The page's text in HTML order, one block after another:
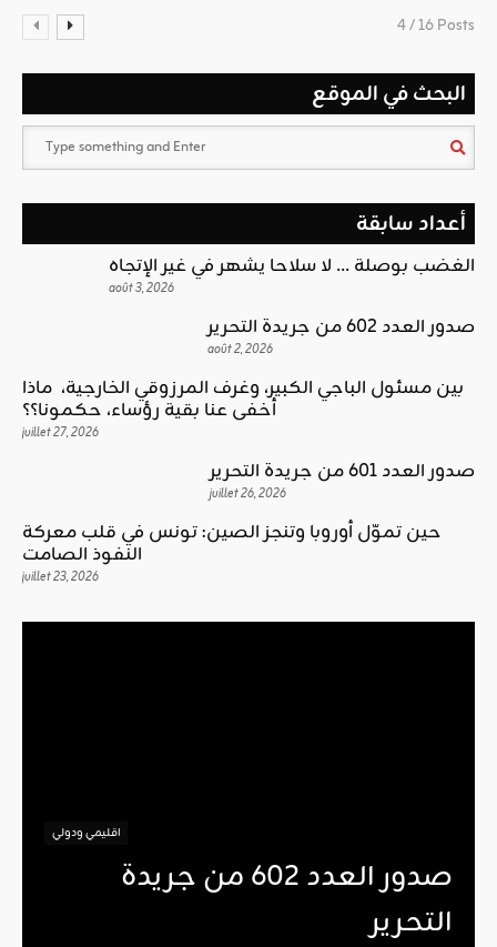
4 / 16 Posts
البحث في الموقع
أعداد سابقة
الغضب بوصلة … لا سلاحا يشهر في غير الإتجاه
août 3, 2026
صدور العدد 602 من جريدة التحرير
août 2, 2026
بين مسئول الباجي الكبير، وغرف المرزوقي الخارجية، ماذا
أخفى عنا بقية رؤساء، حكمونا؟؟
juillet 27, 2026
صدور العدد 601 من جريدة التحرير
juillet 26, 2026
حين تموّل أوروبا وتنجز الصين: تونس في قلب معركة
النفوذ الصامت
juillet 23, 2026
اقليمي ودولي
صدور العدد 602 من جريدة
التحرير